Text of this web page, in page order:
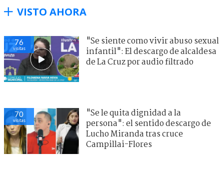
VISTO AHORA
76
visitas
"Se siente como vivir abuso sexual
infantil": El descargo de alcaldesa
de La Cruz por audio filtrado
70
visitas
"Se le quita dignidad a la
persona": el sentido descargo de
Lucho Miranda tras cruce
Campillai-Flores